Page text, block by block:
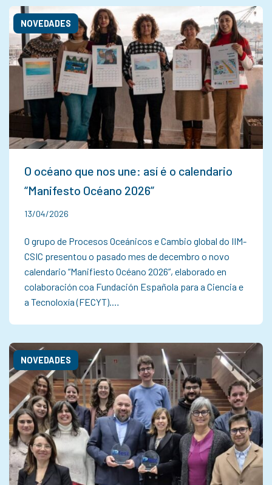
O océano que nos une: así é o calendario
“Manifesto Océano 2026”
NOVEDADES
13/04/2026
O grupo de Procesos Oceánicos e Cambio global do IIM-
CSIC presentou o pasado mes de decembro o novo
calendario “Manifiesto Océano 2026”, elaborado en
colaboración coa Fundación Española para a Ciencia e
a Tecnoloxía (FECYT).…
NOVEDADES